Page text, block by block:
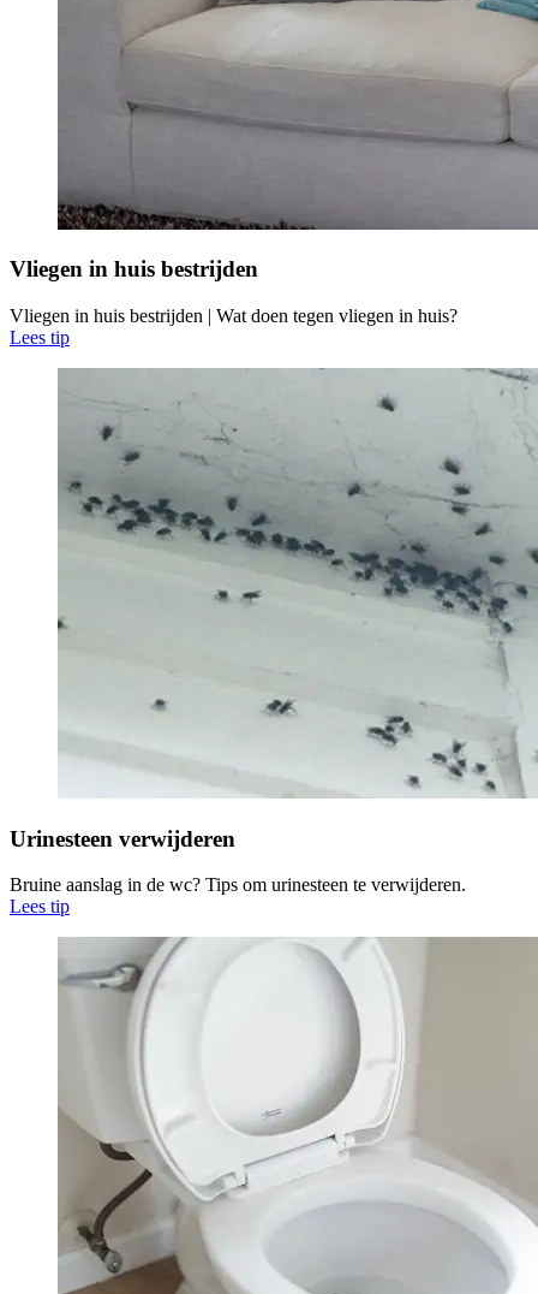
Vliegen in huis bestrijden
Vliegen in huis bestrijden | Wat doen tegen vliegen in huis?
Lees tip
Urinesteen verwijderen
Bruine aanslag in de wc? Tips om urinesteen te verwijderen.
Lees tip